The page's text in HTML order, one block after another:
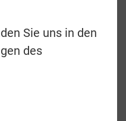
einem Baumhaus,
Zelt mitten
in Hotelsternen
so viel mehr.
Personal
Sie uns in den
des